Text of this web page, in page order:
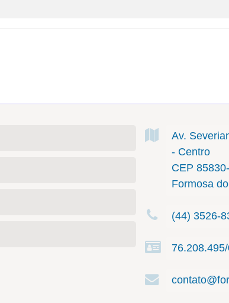
Av.
- Centro
CEP
Formosa
(44) 3526-